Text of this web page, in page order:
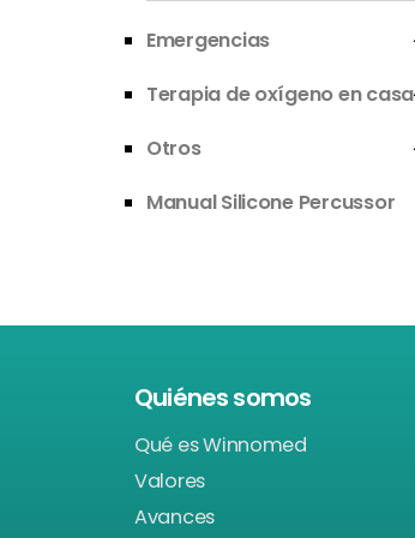
Emergencias
Terapia de oxígeno en casa
Otros
Manual Silicone Percussor
Quiénes somos
Qué es Winnomed
Valores
Avances